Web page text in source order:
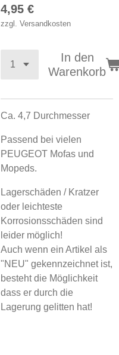
4,95 €
zzgl. Versandkosten
In den
Warenkorb
Ca. 4,7 Durchmesser
Passend bei vielen
PEUGEOT Mofas und
Mopeds.
Lagerschäden / Kratzer
oder leichteste
Korrosionsschäden sind
leider möglich!
Auch wenn ein Artikel als
"NEU" gekennzeichnet ist,
besteht die Möglichkeit
dass er durch die
Lagerung gelitten hat!